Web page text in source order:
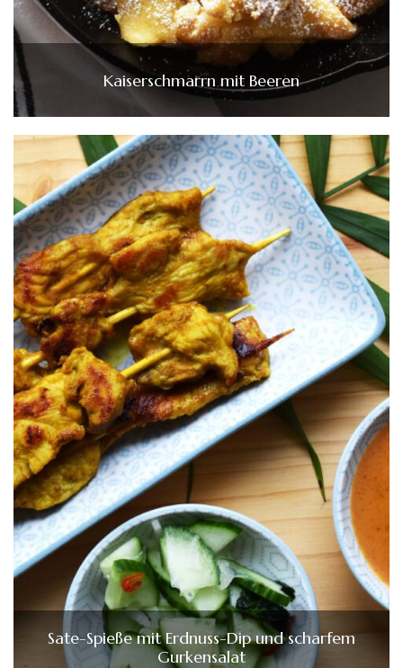
Kaiserschmarrn mit Beeren
Sate-Spieße mit Erdnuss-Dip und scharfem
Gurkensalat